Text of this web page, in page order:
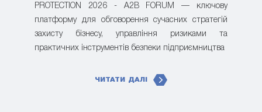
PROTECTION 2026 - A2B FORUM — ключову
платформу для обговорення сучасних стратегій
захисту бізнесу, управління ризиками та
практичних інструментів безпеки підприємництва
ЧИТАТИ ДАЛІ